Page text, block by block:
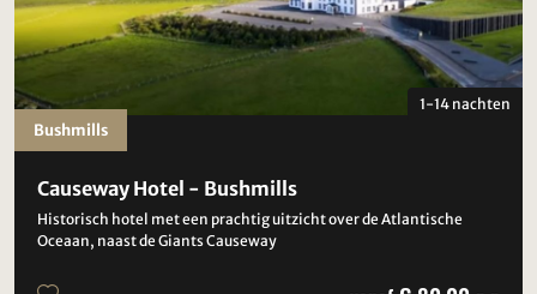
Causeway Hotel - Bushmills
Historisch hotel met een prachtig uitzicht over de Atlantische
Oceaan, naast de Giants Causeway
1-14 nachten
Bushmills